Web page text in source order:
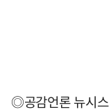
◎공감언론 뉴시스